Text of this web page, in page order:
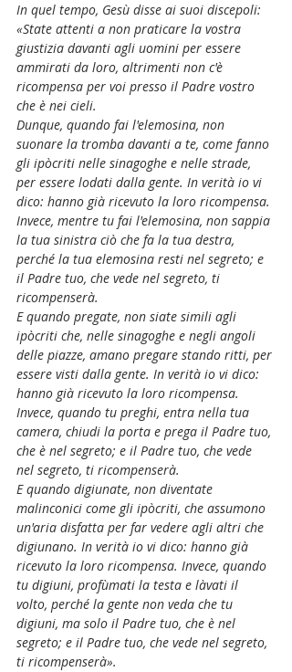
In quel tempo, Gesù disse ai suoi discepoli:
«State attenti a non praticare la vostra
giustizia davanti agli uomini per essere
ammirati da loro, altrimenti non c'è
ricompensa per voi presso il Padre vostro
che è nei cieli.
Dunque, quando fai l'elemosina, non
suonare la tromba davanti a te, come fanno
gli ipòcriti nelle sinagoghe e nelle strade,
per essere lodati dalla gente. In verità io vi
dico: hanno già ricevuto la loro ricompensa.
Invece, mentre tu fai l'elemosina, non sappia
la tua sinistra ciò che fa la tua destra,
perché la tua elemosina resti nel segreto; e
il Padre tuo, che vede nel segreto, ti
ricompenserà.
E quando pregate, non siate simili agli
ipòcriti che, nelle sinagoghe e negli angoli
delle piazze, amano pregare stando ritti, per
essere visti dalla gente. In verità io vi dico:
hanno già ricevuto la loro ricompensa.
Invece, quando tu preghi, entra nella tua
camera, chiudi la porta e prega il Padre tuo,
che è nel segreto; e il Padre tuo, che vede
nel segreto, ti ricompenserà.
E quando digiunate, non diventate
malinconici come gli ipòcriti, che assumono
un'aria disfatta per far vedere agli altri che
digiunano. In verità io vi dico: hanno già
ricevuto la loro ricompensa. Invece, quando
tu digiuni, profùmati la testa e làvati il
volto, perché la gente non veda che tu
digiuni, ma solo il Padre tuo, che è nel
segreto; e il Padre tuo, che vede nel segreto,
ti ricompenserà».